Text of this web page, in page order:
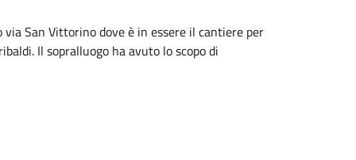
San Vittorino dove è in essere il cantiere per
Il sopralluogo ha avuto lo scopo di